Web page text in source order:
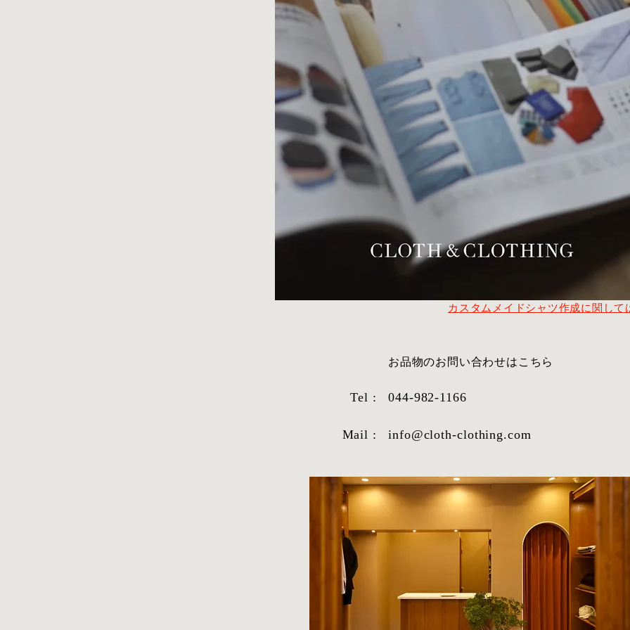
カスタムメイドシャツ作成に関して
​お品物のお問い合わせはこちら
Tel : 044-982-1166
Mail : info@cloth-clothing.com